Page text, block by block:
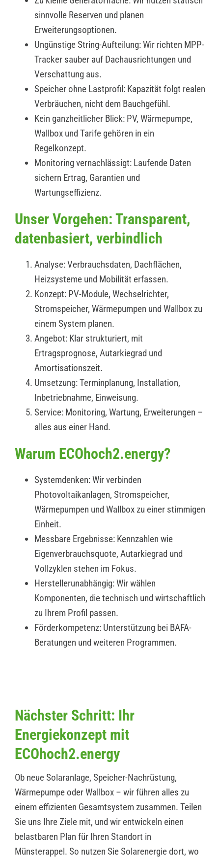
sinnvolle Reserven und planen
Erweiterungsoptionen.
Ungünstige String-Aufteilung: Wir richten MPP-
Tracker sauber auf Dachausrichtungen und
Verschattung aus.
Speicher ohne Lastprofil: Kapazität folgt realen
Verbräuchen, nicht dem Bauchgefühl.
Kein ganzheitlicher Blick: PV, Wärmepumpe,
Wallbox und Tarife gehören in ein
Regelkonzept.
Monitoring vernachlässigt: Laufende Daten
sichern Ertrag, Garantien und
Wartungseffizienz.
Unser Vorgehen: Transparent,
datenbasiert, verbindlich
Analyse: Verbrauchsdaten, Dachflächen,
Heizsysteme und Mobilität erfassen.
Konzept: PV-Module, Wechselrichter,
Stromspeicher, Wärmepumpen und Wallbox zu
einem System planen.
Angebot: Klar strukturiert, mit
Ertragsprognose, Autarkiegrad und
Amortisationszeit.
Umsetzung: Terminplanung, Installation,
Inbetriebnahme, Einweisung.
Service: Monitoring, Wartung, Erweiterungen –
alles aus einer Hand.
Warum ECOhoch2.energy?
Systemdenken: Wir verbinden
Photovoltaikanlagen, Stromspeicher,
Wärmepumpen und Wallbox zu einer stimmigen
Einheit.
Messbare Ergebnisse: Kennzahlen wie
Eigenverbrauchsquote, Autarkiegrad und
Vollzyklen stehen im Fokus.
Herstellerunabhängig: Wir wählen
Komponenten, die technisch und wirtschaftlich
zu Ihrem Profil passen.
Förderkompetenz: Unterstützung bei BAFA-
Beratungen und weiteren Programmen.
Nächster Schritt: Ihr
Energiekonzept mit
ECOhoch2.energy
Ob neue Solaranlage, Speicher-Nachrüstung,
Wärmepumpe oder Wallbox – wir führen alles zu
einem effizienten Gesamtsystem zusammen. Teilen
Sie uns Ihre Ziele mit, und wir entwickeln einen
belastbaren Plan für Ihren Standort in
Münsterappel. So nutzen Sie Solarenergie dort, wo